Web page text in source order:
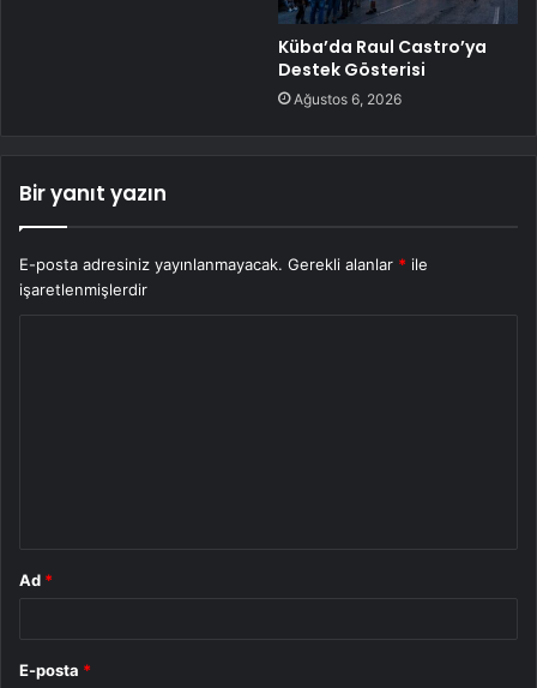
Küba’da Raul Castro’ya
Destek Gösterisi
Ağustos 6, 2026
Bir yanıt yazın
E-posta adresiniz yayınlanmayacak. Gerekli alanlar * ile
işaretlenmişlerdir
Ad *
E-posta *